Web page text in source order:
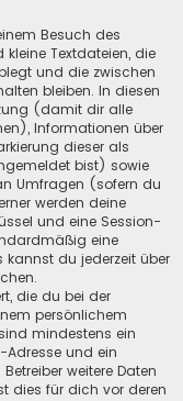
Besuch des
Textdateien, die
und die zwischen
bleiben. In diesen
(damit dir alle
Informationen über
dieser als
bist) sowie
Umfragen (sofern du
werden deine
und eine Session-
eine
kannst du jederzeit über
die du bei der
persönlichem
mindestens ein
Adresse und ein
weitere Daten
dies für dich vor deren